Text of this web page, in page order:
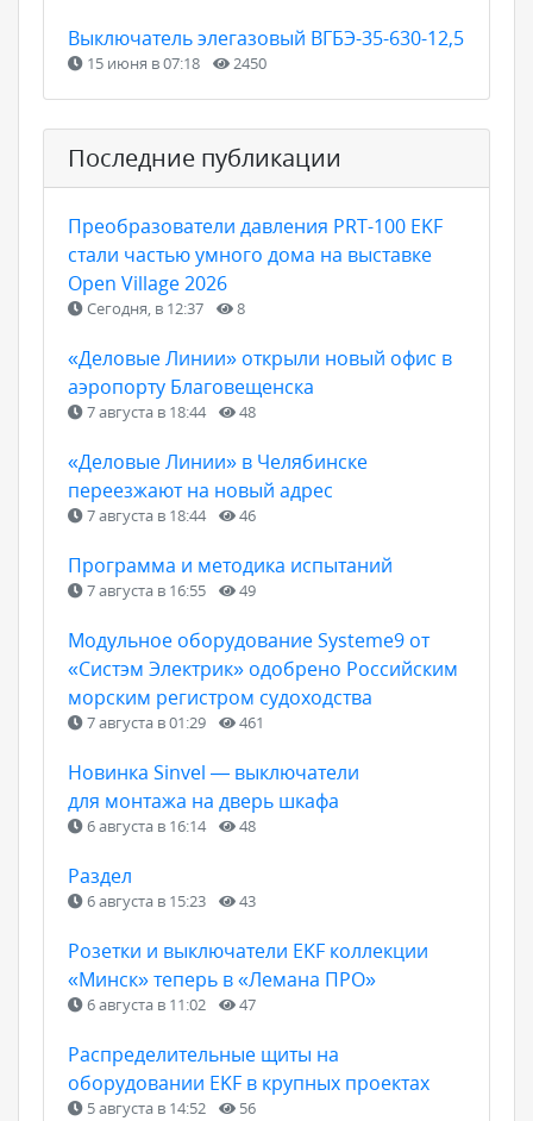
Выключатель элегазовый ВГБЭ-35-630-12,5
15 июня в 07:18 2450
Последние публикации
Преобразователи давления PRT-100 EKF
стали частью умного дома на выставке
Open Village 2026
Сегодня, в 12:37 8
«Деловые Линии» открыли новый офис в
аэропорту Благовещенска
7 августа в 18:44 48
«Деловые Линии» в Челябинске
переезжают на новый адрес
7 августа в 18:44 46
Программа и методика испытаний
7 августа в 16:55 49
Модульное оборудование Systeme9 от
«Систэм Электрик» одобрено Российским
морским регистром судоходства
7 августа в 01:29 461
Новинка Sinvel — выключатели
для монтажа на дверь шкафа
6 августа в 16:14 48
Раздел
6 августа в 15:23 43
Розетки и выключатели EKF коллекции
«Минск» теперь в «Лемана ПРО»
6 августа в 11:02 47
Распределительные щиты на
оборудовании EKF в крупных проектах
5 августа в 14:52 56